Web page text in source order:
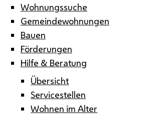
Wohnungssuche
Gemeindewohnungen
Bauen
Förderungen
Hilfe & Beratung
Übersicht
Servicestellen
Wohnen im Alter